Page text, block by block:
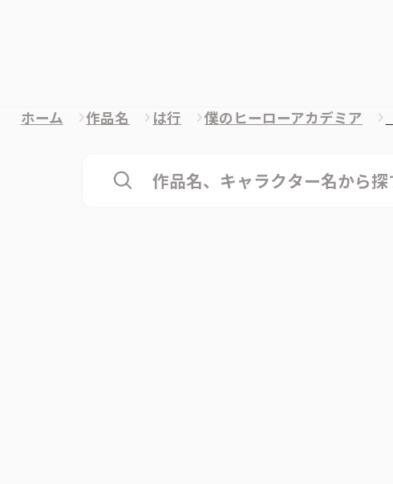
ホーム 作品名 は行 僕のヒーローアカデミア